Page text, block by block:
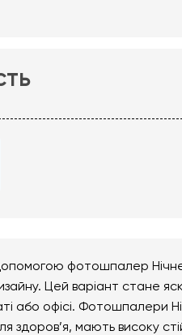
допомогою фотошпалер
Цей варіант стане
або офісі. Фотошпалери
здоров’я, мають високу